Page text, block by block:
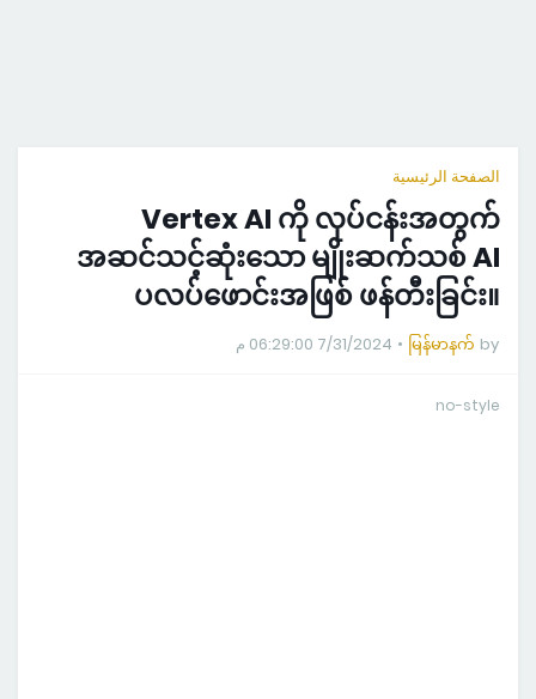
الصفحة الرئيسية
Vertex AI ကို လုပ်ငန်းအတွက်
အဆင်သင့်ဆုံးသော မျိုးဆက်သစ် AI
ပလပ်ဖောင်းအဖြစ် ဖန်တီးခြင်း။
by
မြန်မာနက် 7/31/2024 06:29:00 م
no-style